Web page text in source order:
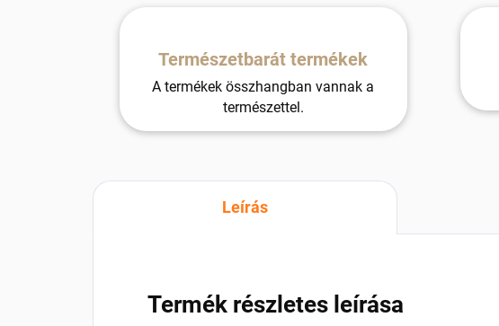
Természetbarát termékek
A termékek összhangban vannak a
természettel.
Leírás
Termék részletes leírása